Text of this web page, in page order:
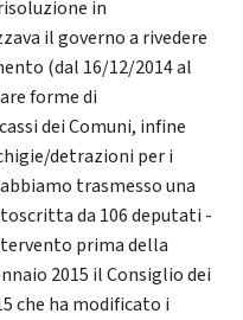
in
il governo a rivedere
(dal 16/12/2014 al
forme di
dei Comuni, infine
detrazioni per i
trasmesso una
da 106 deputati -
prima della
2015 il Consiglio dei
che ha modificato i